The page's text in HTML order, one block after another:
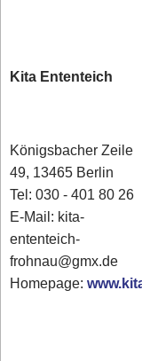
Kita Ententeich
Königsbacher Zeile
49, 13465 Berlin
Tel: 030 - 401 80 26
E-Mail: kita-
ententeich-
frohnau@gmx.de
Homepage: